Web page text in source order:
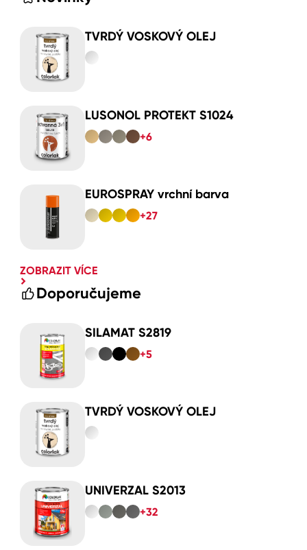
TVRDÝ VOSKOVÝ OLEJ
LUSONOL PROTEKT S1024
+6
EUROSPRAY vrchní barva
+27
ZOBRAZIT VÍCE
Doporučujeme
SILAMAT S2819
+5
TVRDÝ VOSKOVÝ OLEJ
UNIVERZAL S2013
+32